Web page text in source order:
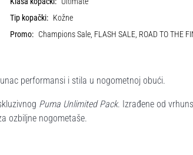
Tip kopački: Kožne
Promo: Champions Sale, FLASH SALE, ROAD TO THE
performansi i stila u nogometnoj obući.
Puma Unlimited Pack. Izrađene od
ozbiljne nogometaše.